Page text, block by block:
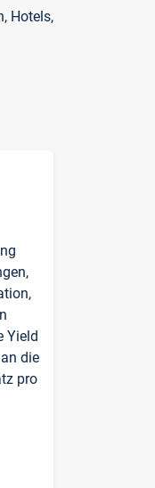
Hotels,
Yield
die
pro